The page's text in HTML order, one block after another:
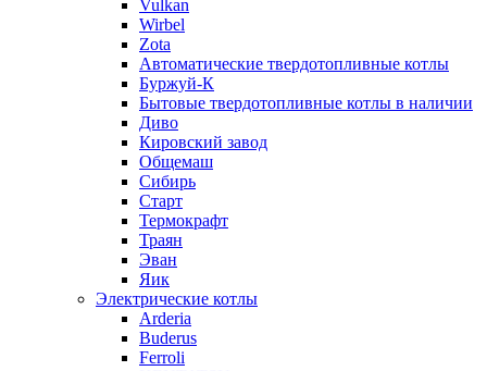
Vulkan
Wirbel
Zota
Автоматические твердотопливные котлы
Буржуй-К
Бытовые твердотопливные котлы в наличии
Диво
Кировский завод
Общемаш
Сибирь
Старт
Термокрафт
Траян
Эван
Яик
Электрические котлы
Arderia
Buderus
Ferroli